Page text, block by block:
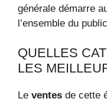
générale démarre
l’ensemble du
QUELLES
LES
Le ventes de cette